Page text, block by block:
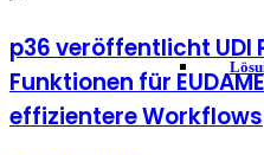
p36 veröffentlicht UDI
Funktionen für
effizientere Workflows